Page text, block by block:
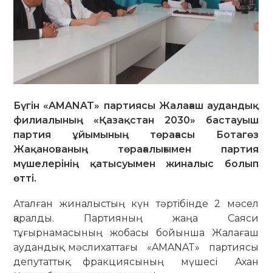
Бүгін «AMANAT» партиясы Жалағаш аудандық
филиалының «Қазақстан 2030» бастауыш
партия ұйымының төрағасы Ботагөз
Жақанованың төрағалығымен партия
мүшелерінің қатысуымен жиналыс болып
өтті.
Аталған жиналыстың күн тәртібінде 2 мәсел
қаралды. Партияның жаңа Саяси
тұғырнамасының жобасы бойынша Жалағаш
аудандық мәслихаттағы «AMANAT» партиясы
депутаттық фракциясының мүшесі Ахан